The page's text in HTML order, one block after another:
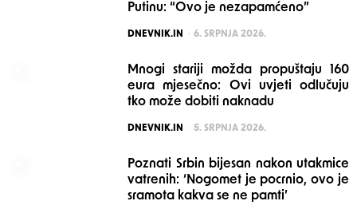
Putinu: “Ovo je nezapamćeno”
POSTED
DNEVNIK.IN 6. SRPNJA 2026.
Mnogi stariji možda propuštaju 160
eura mjesečno: Ovi uvjeti odlučuju
tko može dobiti naknadu
POSTED
DNEVNIK.IN 5. SRPNJA 2026.
Poznati Srbin bijesan nakon utakmice
vatrenih: ‘Nogomet je pocrnio, ovo je
sramota kakva se ne pamti’